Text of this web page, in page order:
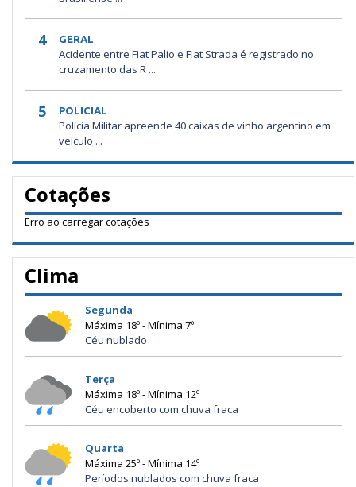
4 GERAL
Acidente entre Fiat Palio e Fiat Strada é registrado no
cruzamento das R ...
5 POLICIAL
Polícia Militar apreende 40 caixas de vinho argentino em
veículo ...
Cotações
Erro ao carregar cotações
Clima
Segunda
Máxima 18º - Mínima 7º
Céu nublado
Terça
Máxima 18º - Mínima 12º
Céu encoberto com chuva fraca
Quarta
Máxima 25º - Mínima 14º
Períodos nublados com chuva fraca